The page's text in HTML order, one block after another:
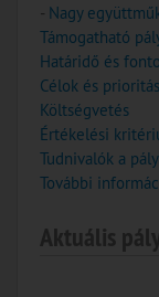
- Nagy
Támogatható
Határidő és
Célok és
Költségvetés
Értékelési
Tudnivalók a
További
Aktuális